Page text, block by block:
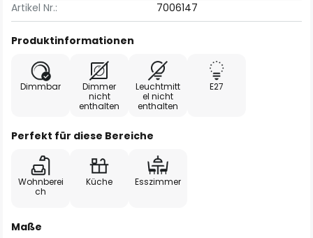
Artikel Nr.:
7006147
Produktinformationen
Dimmbar
Dimmer
nicht
enthalten
Leuchtmitt
el nicht
enthalten
E27
Perfekt für diese Bereiche
Wohnberei
ch
Küche Esszimmer
Maße